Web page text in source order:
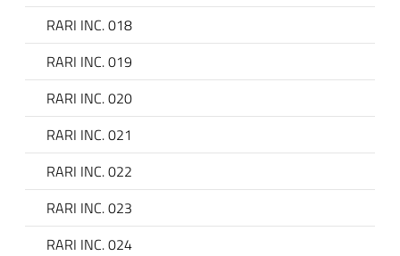
RARI INC. 018
RARI INC. 019
RARI INC. 020
RARI INC. 021
RARI INC. 022
RARI INC. 023
RARI INC. 024